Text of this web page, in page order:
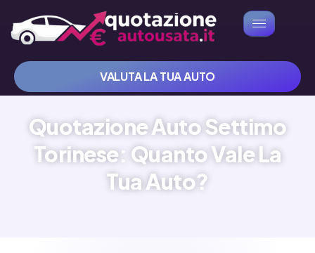
VALUTA LA TUA AUTO
Quotazione Auto Settimo
Torinese: Quanto Vale La
Tua Auto?